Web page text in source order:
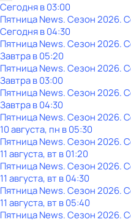
Сегодня в 03:00
Пятница News. Сезон 2026.
Сегодня в 04:30
Пятница News. Сезон 2026.
Завтра в 05:20
Пятница News. Сезон 2026.
Завтра в 03:00
Пятница News. Сезон 2026.
Завтра в 04:30
Пятница News. Сезон 2026.
10 августа, пн в 05:30
Пятница News. Сезон 2026.
11 августа, вт в 01:20
Пятница News. Сезон 2026.
11 августа, вт в 04:30
Пятница News. Сезон 2026.
11 августа, вт в 05:40
Пятница News. Сезон 2026.